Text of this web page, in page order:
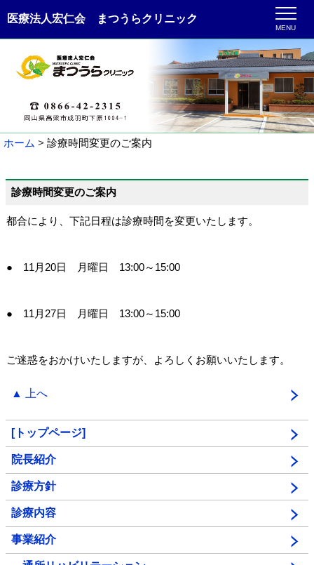
医療法人宏仁会 まつうらクリニック
MENU
ホーム 診療時間変更のご案内
診療時間変更のご案内
都合により、下記日程は診療時間を変更いたします。
● 11月20日 月曜日 13:00～15:00
● 11月27日 月曜日 13:00～15:00
ご迷惑をおかけいたしますが、よろしくお願いいたします。
▲ 上へ
[トップページ]
院長紹介
診療方針
診療内容
事業紹介